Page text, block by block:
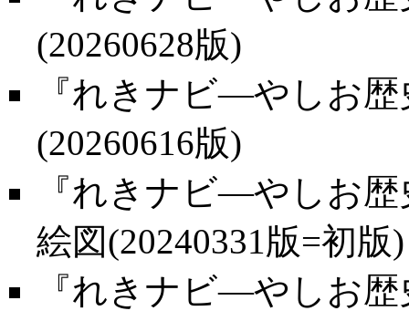
(20260628版)
『れきナビ―やしお
(20260616版)
『れきナビ―やしお
絵図(20240331版=初版)
『れきナビ―やしお